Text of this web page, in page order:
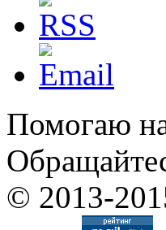
Помогаю
© 2013-